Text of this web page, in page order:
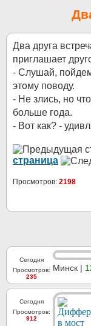
Два друга
приглашает
- Слушай,
этому поводу.
- Не злись, но
больше года.
- Вот как? -
страница
Просмотров: 2198
Сегодня
Просмотров:
235
Минск |
Сегодня
Просмотров:
912